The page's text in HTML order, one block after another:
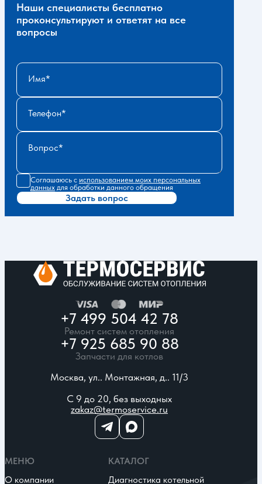
Наши специалисты бесплатно
проконсультируют и ответят на все
вопросы
Имя
Телефон
Вопрос
Соглашаюсь с использованием моих персональных
данных для обработки данного обращения
Задать вопрос
+7 499 504 42 78
Ремонт систем отопления
+7 925 685 90 88
Запчасти для котлов
Москва, ул.. Монтажная, д.. 11/3
С 9 до 20, без выходных
zakaz@termoservice.ru
МЕНЮ
О компании
КАТАЛОГ
Диагностика котельной